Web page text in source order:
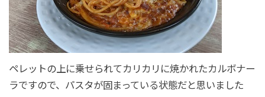
ペレットの上に乗せられてカリカリに焼かれたカルボナー
ラですので、パスタが固まっている状態だと思いました